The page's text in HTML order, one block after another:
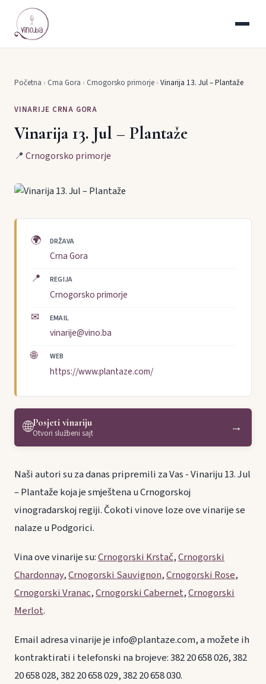
Početna › Crna Gora › Crnogorsko primorje › Vinarija 13. Jul – Plantaže
VINARIJE CRNA GORA
Vinarija 13. Jul – Plantaže
📍 Crnogorsko primorje
🌍 DRŽAVA
Crna Gora
📍 REGIJA
Crnogorsko primorje
✉ EMAIL
vinarije@vino.ba
🌐 WEB
https://www.plantaze.com/
🌐Posjeti vinariju
Otvori službeni sajt →
Naši autori su za danas pripremili za Vas - Vinariju 13. Jul
– Plantaže koja je smještena u Crnogorskoj
vinogradarskoj regiji. Čokoti vinove loze ove vinarije se
nalaze u Podgorici.
Vina ove vinarije su:Crnogorski Krstač,Crnogorski
Chardonnay,Crnogorski Sauvignon,Crnogorski Rose,
Crnogorski Vranac,Crnogorski Cabernet,Crnogorski
Merlot.
Email adresa vinarije je info@plantaze.com, a možete ih
kontraktirati i telefonski na brojeve: 382 20 658 026, 382
20 658 028, 382 20 658 029, 382 20 658 030.